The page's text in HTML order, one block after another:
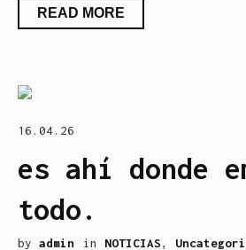
READ MORE
16.04.26
es ahí donde
todo.
by admin in NOTICIAS,